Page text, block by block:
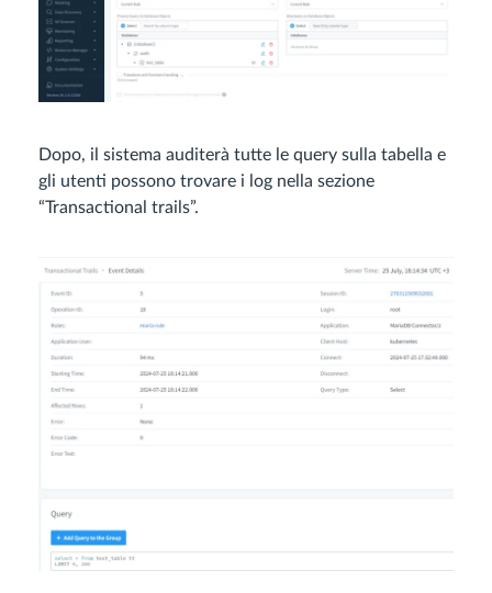
Dopo, il sistema auditerà tutte le query sulla tabella e
gli utenti possono trovare i log nella sezione
“Transactional trails”.